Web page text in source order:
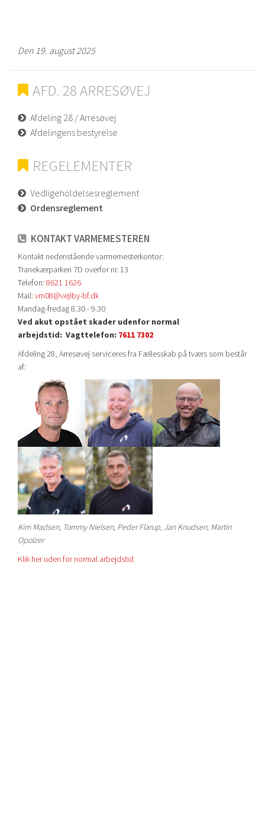
Den 19. august 2025
AFD. 28 ARRESØVEJ
Afdeling 28 / Arresøvej
Afdelingens bestyrelse
REGELEMENTER
Vedligeholdelsesreglement
Ordensreglement
KONTAKT VARMEMESTEREN
Kontakt nedenstående varmemesterkontor:
Tranekærparken 7D overfor nr. 13
Telefon: 8621 1626
Mail: vm08@vejlby-bf.dk
Mandag-fredag 8.30 - 9.30
Ved akut opstået skader udenfor normal
arbejdstid: Vagttelefon: 7611 7302
Afdeling 28, Arresøvej serviceres fra Fællesskab på tværs som består
af:
Kim Madsen, Tommy Nielsen, Peder Flarup, Jan Knudsen, Martin
Opolzer
Klik her uden for normal arbejdstid